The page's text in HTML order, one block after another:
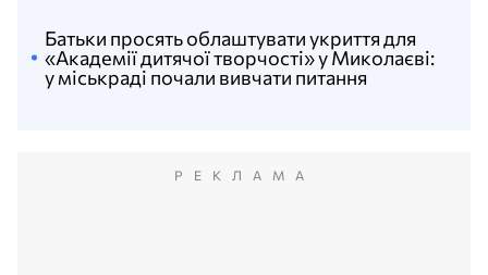
Батьки просять облаштувати укриття для
«Академії дитячої творчості» у Миколаєві:
у міськраді почали вивчати питання
РЕКЛАМА